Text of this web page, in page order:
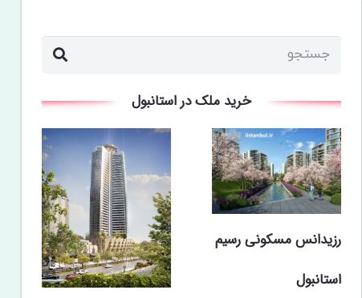
خرید ملک در استانبول
رزیدانس مسکونی رسیم
استانبول